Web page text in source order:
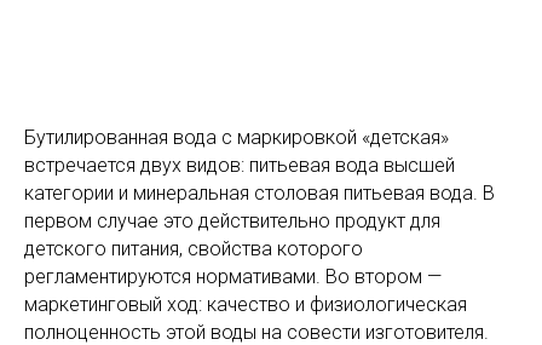
Бутилированная вода с маркировкой «детская»
встречается двух видов: питьевая вода высшей
категории и минеральная столовая питьевая вода. В
первом случае это действительно продукт для
детского питания, свойства которого
регламентируются нормативами. Во втором —
маркетинговый ход: качество и физиологическая
полноценность этой воды на совести изготовителя.